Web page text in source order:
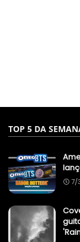
TOP 5 DA
7/